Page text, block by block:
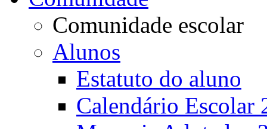
Comunidade escolar
Alunos
Estatuto do aluno
Calendário Escolar